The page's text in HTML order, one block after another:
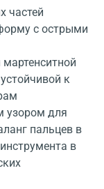
частей
с острыми
к
узором для
пальцев в
в